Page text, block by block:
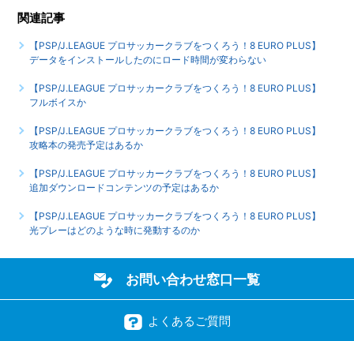
【PSP/J.LEAGUE プロサッカークラブをつくろう！8 EURO
PLUS】セーブデータはソフト内から削除や初期化ができる
のか
もっと見る
関連記事
【PSP/J.LEAGUE プロサッカークラブをつくろう！8 EURO PLUS】
データをインストールしたのにロード時間が変わらない
【PSP/J.LEAGUE プロサッカークラブをつくろう！8 EURO PLUS】
フルボイスか
【PSP/J.LEAGUE プロサッカークラブをつくろう！8 EURO PLUS】
攻略本の発売予定はあるか
【PSP/J.LEAGUE プロサッカークラブをつくろう！8 EURO PLUS】
追加ダウンロードコンテンツの予定はあるか
【PSP/J.LEAGUE プロサッカークラブをつくろう！8 EURO PLUS】
光プレーはどのような時に発動するのか
お問い合わせ窓口一覧
よくあるご質問